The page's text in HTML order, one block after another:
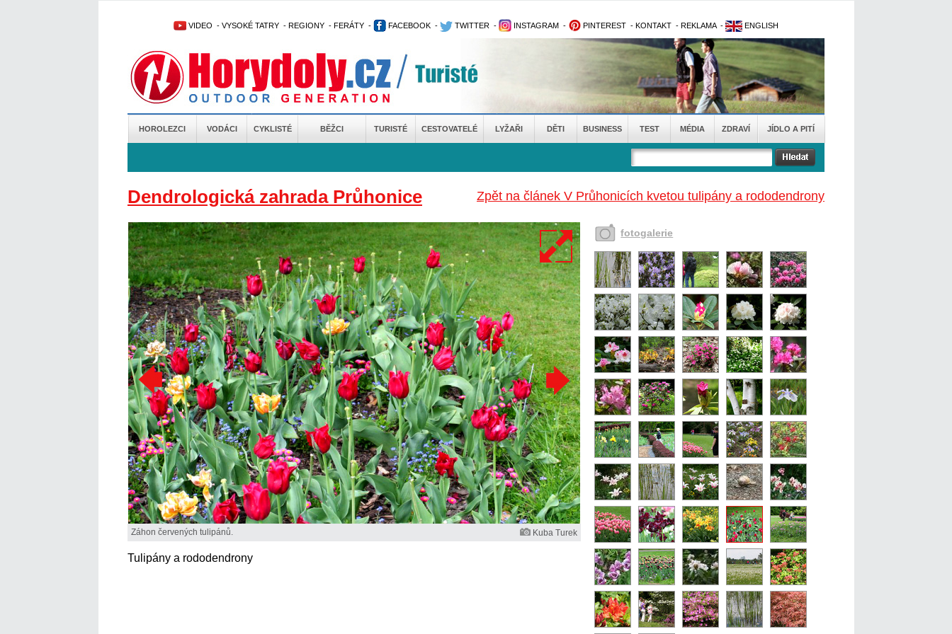
VIDEO - VYSOKÉ TATRY - REGIONY - FERÁTY - FACEBOOK - TWITTER - INSTAGRAM - PINTEREST - KONTAKT - REKLAMA - ENGLISH
HOROLEZCI VODÁCI CYKLISTÉ BĚŽCI TURISTÉ CESTOVATELÉ LYŽAŘI DĚTI BUSINESS TEST MÉDIA ZDRAVÍ JÍDLO A PITÍ
Zpět na článek V Průhonicích kvetou tulipány a rododendrony
Dendrologická zahrada Průhonice
Záhon červených tulipánů. Kuba Turek
Tulipány a rododendrony
fotogalerie